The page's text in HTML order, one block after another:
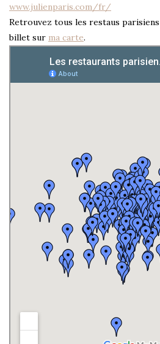
www.julienparis.com/fr/
Retrouvez tous les restaus
billet sur ma carte.